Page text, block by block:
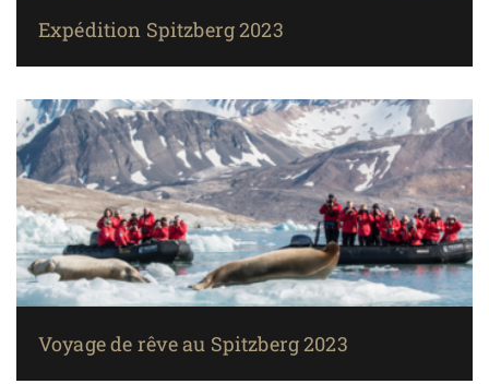
Expédition Spitzberg 2023
Voyage de rêve au Spitzberg 2023